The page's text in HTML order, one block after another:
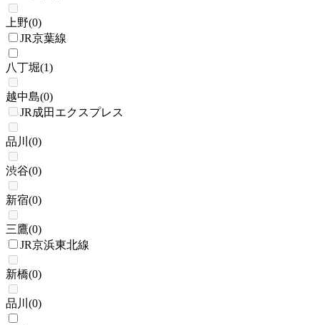
上野(0)
JR京葉線
八丁堀(1)
越中島(0)
JR成田エクスプレス
品川 (0)
渋谷(0)
新宿(0)
三鷹(0)
JR京浜東北線
新橋(0)
品川 (0)